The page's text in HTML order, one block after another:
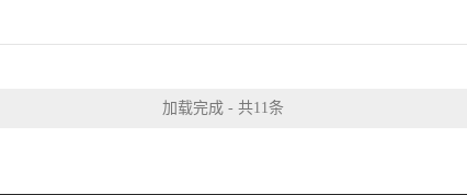
加载完成 - 共11条